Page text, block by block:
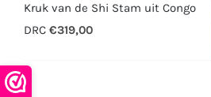
was:
€2995,00.
Kruk van de Shi Stam uit Congo
DRC €319,00